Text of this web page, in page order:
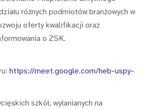
różnych podmiotów branżowych w
oferty kwalifikacji oraz
o ZSK.
https://meet.google.com/heb-uspy-
szkół, wyłanianych na